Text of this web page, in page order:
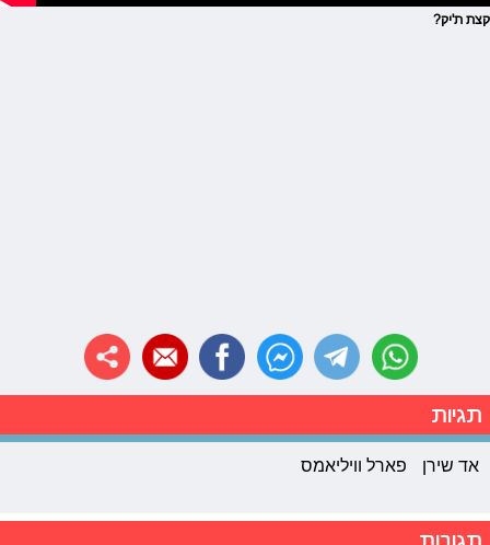
קצת ת'יק?
תגיות
אד שירן פארל וויליאמס